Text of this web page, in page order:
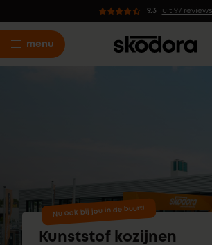
9.3 uit 97 reviews
menu
Nu ook bij jou in de buurt!
Kunststof kozijnen